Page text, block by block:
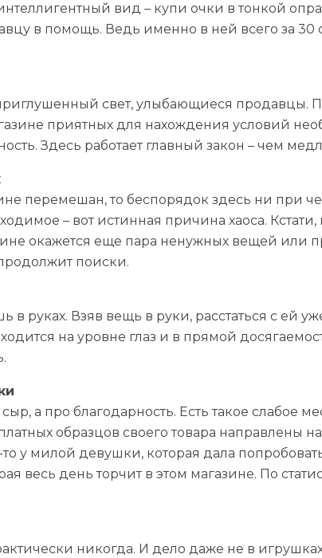
вид – купи очки в тонкой
в помощь. Ведь именно в ней всего за 30
свет, улыбающиеся продавцы.
приятных для нахождения условий
Здесь работает главный закон – чем
перемешан, то беспорядок здесь ни при
– вот истинная причина хаоса.
окажется еще пара ненужных вещей или
поиски.
в руках. Взяв вещь в руки, расстаться с ей
на уровне глаз и в прямой
а про благодарность. Есть такое слабое
образцов своего товара направлены
у милой девушки, которая дала
весь день торчит в этом магазине. По
никогда. И дело даже не в